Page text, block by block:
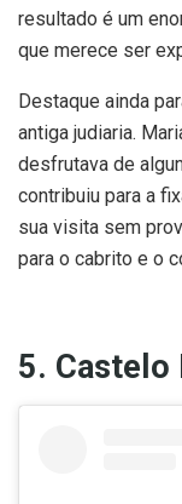
resultado é um
que merece ser
Destaque ainda
antiga judiaria.
desfrutava de
contribuiu para a
sua visita sem
para o cabrito e o
5. Castelo